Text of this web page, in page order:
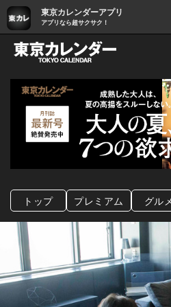
東京カレンダーアプリ
アプリなら超サクサク！
グルメ情
トップ プレミアム グル